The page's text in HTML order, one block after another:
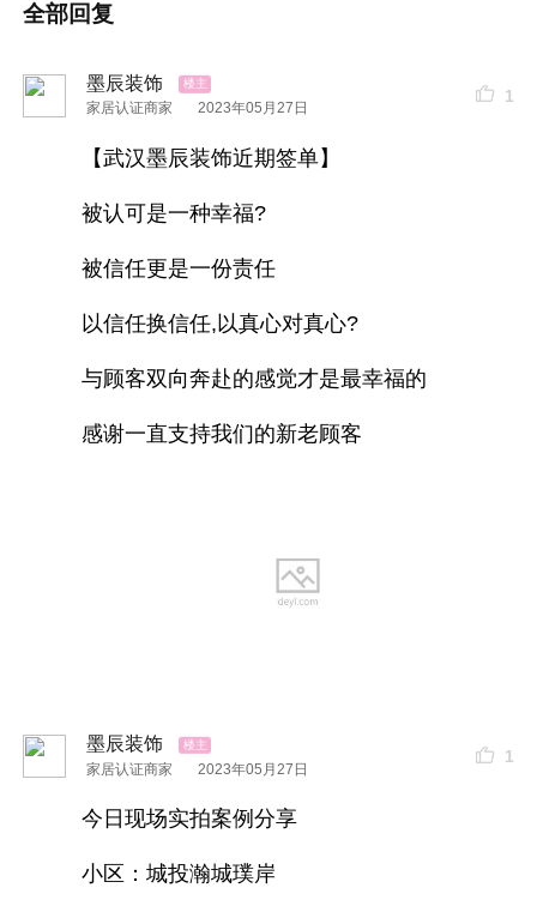
全部回复
墨辰装饰
家居认证商家 2023年05月27日
1
【武汉墨辰装饰近期签单】
被认可是一种幸福?
被信任更是一份责任
以信任换信任,以真心对真心?
与顾客双向奔赴的感觉才是最幸福的
感谢一直支持我们的新老顾客
墨辰装饰
家居认证商家 2023年05月27日
1
今日现场实拍案例分享
小区：城投瀚城璞岸